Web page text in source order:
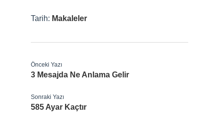
Tarih: Makaleler
Önceki Yazı
3 Mesajda Ne Anlama Gelir
Sonraki Yazı
585 Ayar Kaçtır